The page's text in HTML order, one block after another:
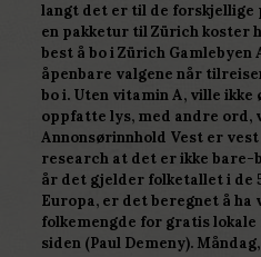
langt det er til de forskjellige
en pakketur til Zürich koster
best å bo i Zürich
åpenbare valgene når
bo i. Uten vitamin A, ville ikke
oppfatte lys, med andre ord,
Annonsørinnhold Vest er
research at det er ikke bare-
år det gjelder folketallet i de
Europa, er det beregnet å
folkemengde for gratis
siden (Paul Demeny).